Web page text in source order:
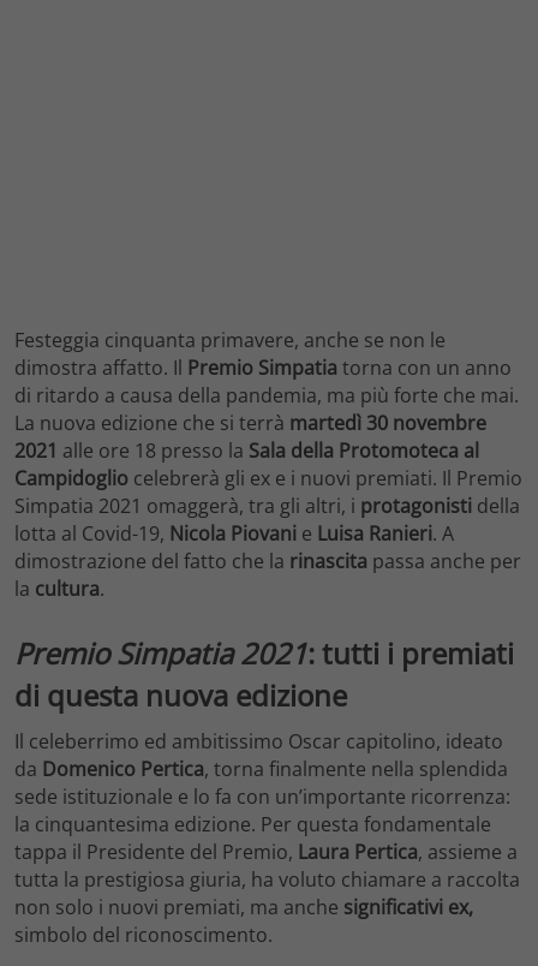
Festeggia cinquanta primavere, anche se non le
dimostra affatto. Il Premio Simpatia torna con un anno
di ritardo a causa della pandemia, ma più forte che mai.
La nuova edizione che si terrà martedì 30 novembre
2021 alle ore 18 presso la Sala della Protomoteca al
Campidoglio celebrerà gli ex e i nuovi premiati. Il Premio
Simpatia 2021 omaggerà, tra gli altri, i protagonisti della
lotta al Covid-19, Nicola Piovani e Luisa Ranieri. A
dimostrazione del fatto che la rinascita passa anche per
la cultura.
Premio Simpatia 2021: tutti i premiati
di questa nuova edizione
Il celeberrimo ed ambitissimo Oscar capitolino, ideato
da Domenico Pertica, torna finalmente nella splendida
sede istituzionale e lo fa con un’importante ricorrenza:
la cinquantesima edizione. Per questa fondamentale
tappa il Presidente del Premio, Laura Pertica, assieme a
tutta la prestigiosa giuria, ha voluto chiamare a raccolta
non solo i nuovi premiati, ma anche significativi ex,
simbolo del riconoscimento.